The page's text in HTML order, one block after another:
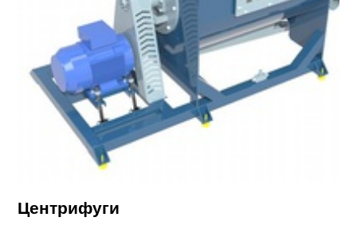
Центрифуги